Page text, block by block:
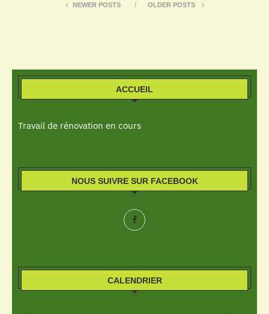
NEWER POSTS OLDER POSTS
ACCUEIL
Travail de rénovation en cours
NOUS SUIVRE SUR FACEBOOK
CALENDRIER